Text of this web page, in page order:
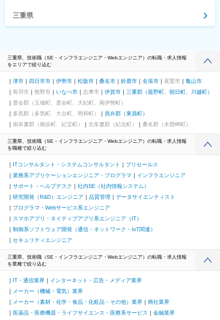
三重県
三重県、技術職（SE・インフラエンジニア・Webエンジニア）の転職・求人情報
をエリアで絞り込む
津市 四日市市 伊勢市 松阪市 桑名市 鈴鹿市 名張市 尾鷲市
亀山市
鳥羽市
熊野市 いなべ市 志摩市 伊賀市
三重郡（菰野町、朝日町、川越町）
度会郡（玉城町、度会町、大紀町、南伊勢町）
多気郡（多気町、大台町、明和町）
員弁郡（東員町）
南牟婁郡（御浜町、紀宝町）
北牟婁郡（紀北町） 桑名郡（木曽岬町）
三重県、技術職（SE・インフラエンジニア・Webエンジニア）の転職・求人情報
を職種で絞り込む
ITコンサルタント・システムコンサルタント
プリセールス
業務系アプリケーションエンジニア・プログラマ
インフラエンジニア
サポート・ヘルプデスク
社内SE（社内情報システム）
研究開発（R&D）エンジニア
品質管理
データサイエンティスト
プログラマ・Webサービス系エンジニア
スマホアプリ・ネイティブアプリ系エンジニア（IT）
制御系ソフトウェア開発（通信・ネットワーク・IoT関連）
セキュリティエンジニア
三重県、技術職（SE・インフラエンジニア・Webエンジニア）の転職・求人情報
を業種で絞り込む
IT・通信業界
インターネット・広告・メディア業界
メーカー（機械・電気）業界
メーカー（素材・化学・食品・化粧品・その他）業界
商社業界
医薬品・医療機器・ライフサイエンス・医療系サービス
金融業界